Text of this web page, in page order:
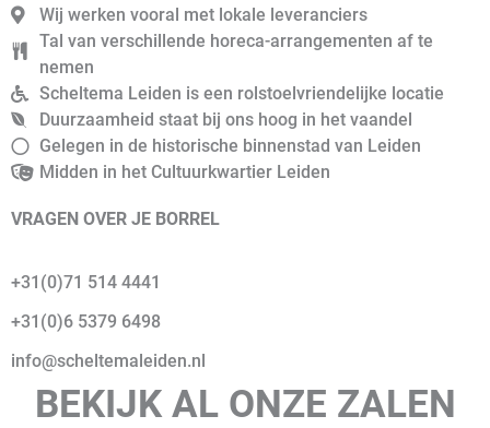
Wij werken vooral met lokale leveranciers
Tal van verschillende horeca-arrangementen af te
nemen
Scheltema Leiden is een rolstoelvriendelijke locatie
Duurzaamheid staat bij ons hoog in het vaandel
Gelegen in de historische binnenstad van Leiden
Midden in het Cultuurkwartier Leiden
VRAGEN OVER JE BORREL
+31(0)71 514 4441
+31(0)6 5379 6498
info@scheltemaleiden.nl
BEKIJK AL ONZE ZALEN